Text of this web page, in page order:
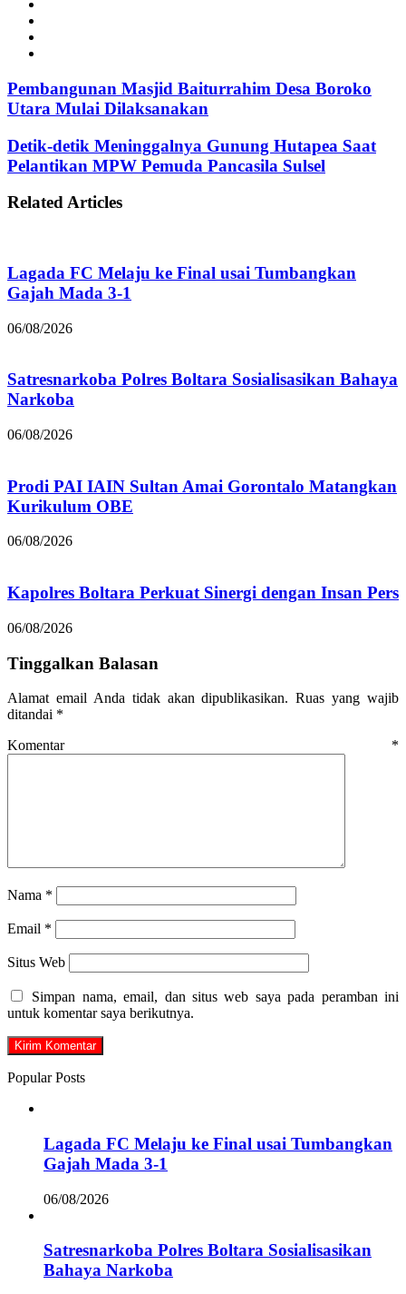
Pembangunan Masjid Baiturrahim Desa Boroko
Utara Mulai Dilaksanakan
Detik-detik Meninggalnya Gunung Hutapea Saat
Pelantikan MPW Pemuda Pancasila Sulsel
Related Articles
Lagada FC Melaju ke Final usai Tumbangkan
Gajah Mada 3-1
06/08/2026
Satresnarkoba Polres Boltara Sosialisasikan Bahaya
Narkoba
06/08/2026
Prodi PAI IAIN Sultan Amai Gorontalo Matangkan
Kurikulum OBE
06/08/2026
Kapolres Boltara Perkuat Sinergi dengan Insan Pers
06/08/2026
Tinggalkan Balasan
Alamat email Anda tidak akan dipublikasikan. Ruas yang wajib
ditandai *
Komentar *
Nama *
Email *
Situs Web
Simpan nama, email, dan situs web saya pada peramban ini
untuk komentar saya berikutnya.
Popular Posts
Lagada FC Melaju ke Final usai Tumbangkan
Gajah Mada 3-1
06/08/2026
Satresnarkoba Polres Boltara Sosialisasikan
Bahaya Narkoba